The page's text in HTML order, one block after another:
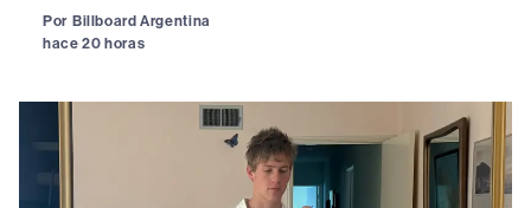
Por Billboard Argentina
hace 20 horas